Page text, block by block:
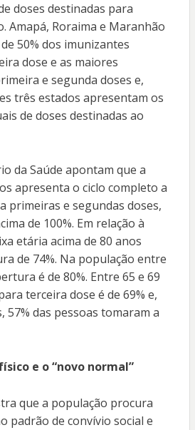
doses destinadas para
Amapá, Roraima e Maranhão
50% dos imunizantes
dose e as maiores
e segunda doses e,
três estados apresentam os
de doses destinadas ao
da Saúde apontam que a
apresenta o ciclo completo a
primeiras e segundas doses,
de 100%. Em relação à
etária acima de 80 anos
de 74%. Na população entre
é de 80%. Entre 65 e 69
terceira dose é de 69% e,
57% das pessoas tomaram a
e o “novo normal”
que a população procura
padrão de convívio social e